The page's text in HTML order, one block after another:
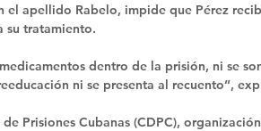
apellido Rabelo, impide que Pérez
su tratamiento.
dentro de la prisión, ni se
ni se presenta al recuento”,
Prisiones Cubanas (CDPC),